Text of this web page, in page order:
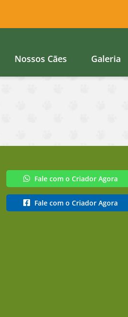
Nossos Cães Galeria
Fale com o Criador Agora
Fale com o Criador Agora